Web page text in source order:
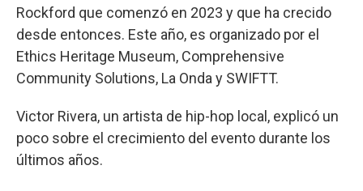
Rockford que comenzó en 2023 y que ha crecido
desde entonces. Este año, es organizado por el
Ethics Heritage Museum, Comprehensive
Community Solutions, La Onda y SWIFTT.
Victor Rivera, un artista de hip-hop local, explicó un
poco sobre el crecimiento del evento durante los
últimos años.